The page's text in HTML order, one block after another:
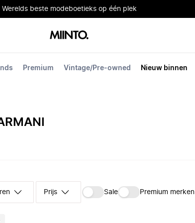
Werelds beste modeboetieks op één plek
Premium Vintage/Pre-owned Nieuw binnen
Prijs Sale Premium merken